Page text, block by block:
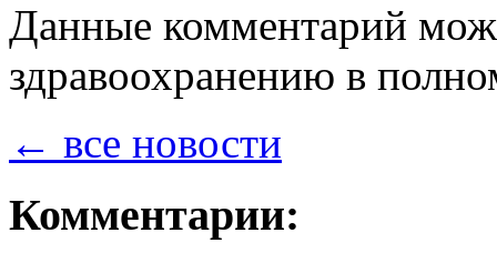
Данные комментарий
здравоохранению в
← все новости
Комментарии: